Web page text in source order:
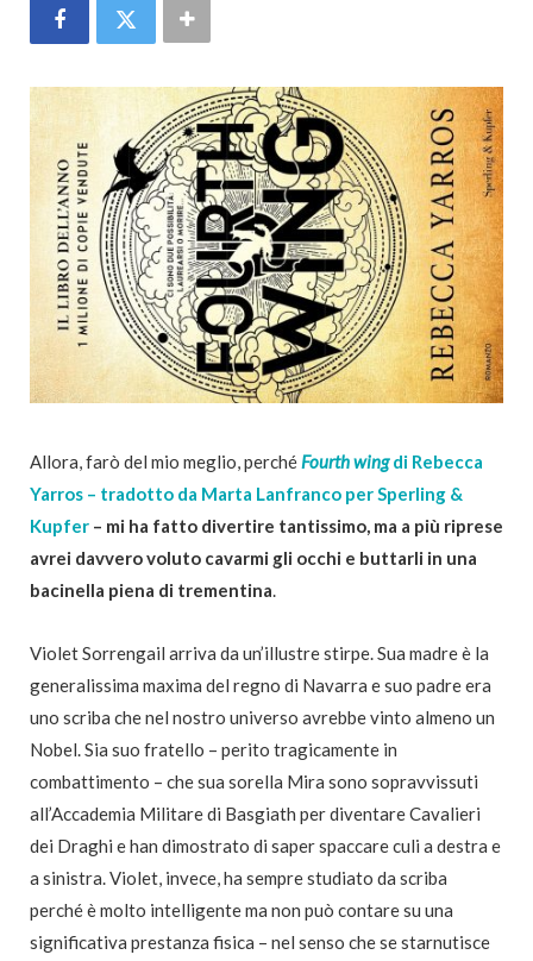
Allora, farò del mio meglio, perchéFourth wingdi Rebecca
Yarros – tradotto da Marta Lanfranco per Sperling &
Kupfer – mi ha fatto divertire tantissimo, ma a più riprese
avrei davvero voluto cavarmi gli occhi e buttarli in una
bacinella piena di trementina.
Violet Sorrengail arriva da un’illustre stirpe. Sua madre è la
generalissima maxima del regno di Navarra e suo padre era
uno scriba che nel nostro universo avrebbe vinto almeno un
Nobel. Sia suo fratello – perito tragicamente in
combattimento – che sua sorella Mira sono sopravvissuti
all’Accademia Militare di Basgiath per diventare Cavalieri
dei Draghi e han dimostrato di saper spaccare culi a destra e
a sinistra. Violet, invece, ha sempre studiato da scriba
perché è molto intelligente ma non può contare su una
significativa prestanza fisica – nel senso che se starnutisce